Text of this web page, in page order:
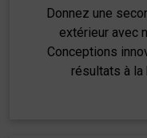
Donnez une
extérieur avec
Conceptions
résultats à la